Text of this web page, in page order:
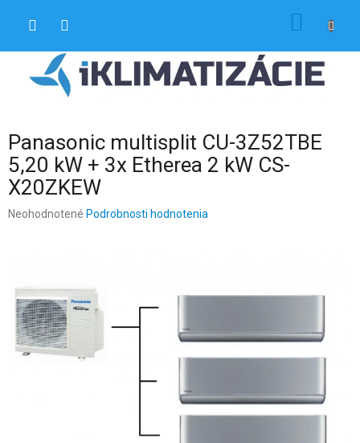
Panasonic multisplit CU-3Z52TBE
5,20 kW + 3x Etherea 2 kW CS-
X20ZKEW
Priemerné
hviezdičiek.
Neohodnotené Podrobnosti hodnotenia